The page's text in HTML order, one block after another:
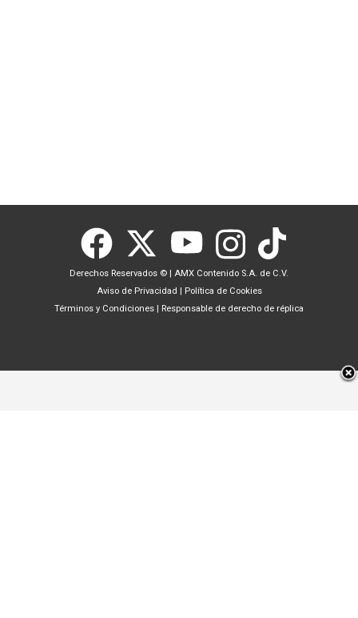
Derechos Reservados © | AMX Contenido S.A. de C.V.
Aviso de Privacidad | Política de Cookies
Términos y Condiciones | Responsable de derecho de réplica